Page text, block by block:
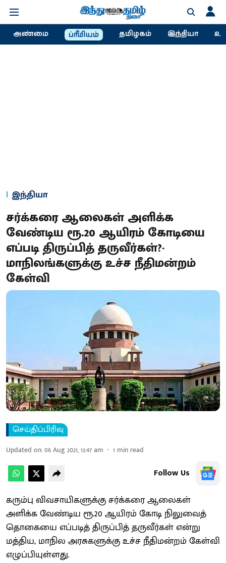
அண்மை ப்ரீமியம் தமிழகம் இந்தியா
இந்தியா
சர்க்கரை ஆலைகள் அளிக்க
வேண்டிய ரூ.20 ஆயிரம் கோடியை
எப்படி திருப்பித் தருவீர்கள்?-
மாநிலங்களுக்கு உச்ச நீதிமன்றம்
கேள்வி
செய்திப்பிரிவு
Updated on:06 Aug 2021, 12:47 am 1 min read
Follow Us
கரும்பு விவசாயிகளுக்கு சர்க்கரை ஆலைகள்
அளிக்க வேண்டிய ரூ.20 ஆயிரம் கோடி நிலுவைத்
தொகையை எப்படித் திருப்பித் தருவீர்கள் என்று
மத்திய, மாநில அரசுகளுக்கு உச்ச நீதிமன்றம் கேள்வி
எழுப்பியுள்ளது.